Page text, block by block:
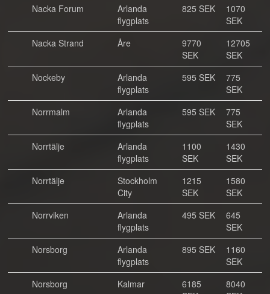
Nacka Forum
Arlanda
flygplats
825 SEK
1070
SEK
Nacka Strand
Åre
9770
SEK
12705
SEK
Nockeby
Arlanda
flygplats
595 SEK
775
SEK
Norrmalm
Arlanda
flygplats
595 SEK
775
SEK
Norrtälje
Arlanda
flygplats
1100
SEK
1430
SEK
Norrtälje
Stockholm
City
1215
SEK
1580
SEK
Norrviken
Arlanda
flygplats
495 SEK
645
SEK
Norsborg
Arlanda
flygplats
895 SEK
1160
SEK
Norsborg
Kalmar
6185
8040